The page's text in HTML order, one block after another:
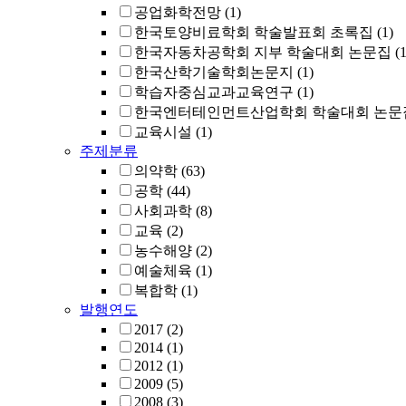
공업화학전망 (1)
한국토양비료학회 학술발표회 초록집 (1)
한국자동차공학회 지부 학술대회 논문집
한국산학기술학회논문지 (1)
학습자중심교과교육연구 (1)
한국엔터테인먼트산업학회 학술대회 논문
교육시설 (1)
주제분류
의약학 (63)
공학 (44)
사회과학 (8)
교육 (2)
농수해양 (2)
예술체육 (1)
복합학 (1)
발행연도
2017 (2)
2014 (1)
2012 (1)
2009 (5)
2008 (3)